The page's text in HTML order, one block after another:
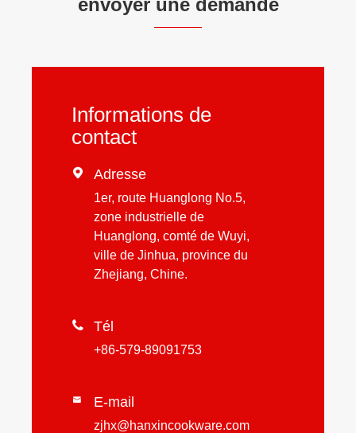
Informations de
contact
 Adresse
1er, route Huanglong No.5,
zone industrielle de
Huanglong, comté de Wuyi,
ville de Jinhua, province du
Zhejiang, Chine.
 Tél
+86-579-89091753
 E-mail
zjhx@hanxincookware.com